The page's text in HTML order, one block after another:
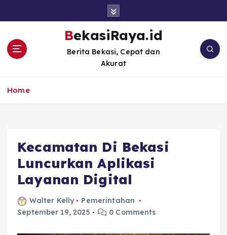
BekasiRaya.id
Berita Bekasi, Cepat dan
Akurat
Home
Kecamatan Di Bekasi
Luncurkan Aplikasi
Layanan Digital
Walter Kelly
Pemerintahan
September 19, 2025
0 Comments